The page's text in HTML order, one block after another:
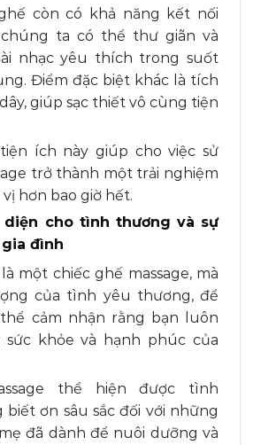
còn có khả năng kết nối
ta có thể thư giãn và
nhạc yêu thích trong suốt
Điểm đặc biệt khác là tích
giúp sạc thiết vô cùng tiện
ích này giúp cho việc sử
trở thành một trải nghiệm
hơn bao giờ hết.
diện cho tình thương và sự
đình
một chiếc ghế massage, mà
của tình yêu thương, để
cảm nhận rằng bạn luôn
khỏe và hạnh phúc của
thể hiện được tình
ơn sâu sắc đối với những
đã dành để nuôi dưỡng và